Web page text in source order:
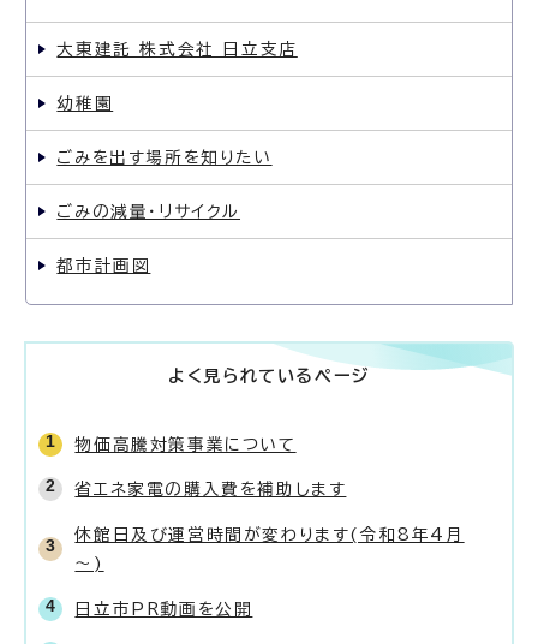
大東建託 株式会社 日立支店
幼稚園
ごみを出す場所を知りたい
ごみの減量・リサイクル
都市計画図
よく見られているページ
物価高騰対策事業について
省エネ家電の購入費を補助します
休館日及び運営時間が変わります(令和8年4月
～)
日立市PR動画を公開